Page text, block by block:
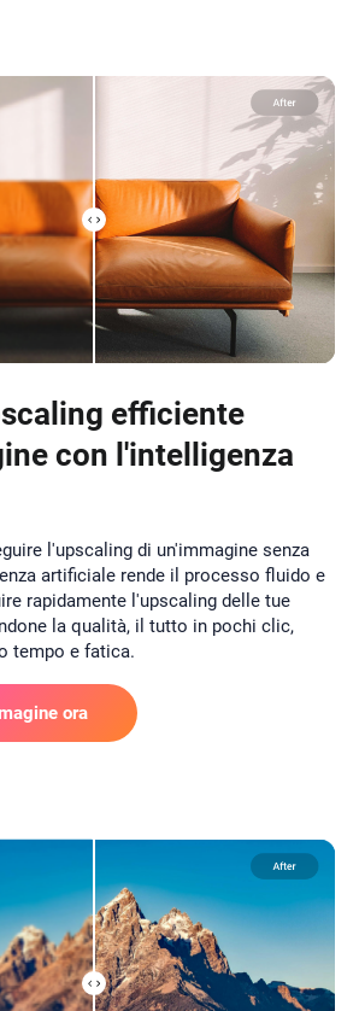
efficiente
con l'intelligenza
l'upscaling di un'immagine senza
artificiale rende il processo fluido e
rapidamente l'upscaling delle tue
la qualità, il tutto in pochi clic,
tempo e fatica.
ora